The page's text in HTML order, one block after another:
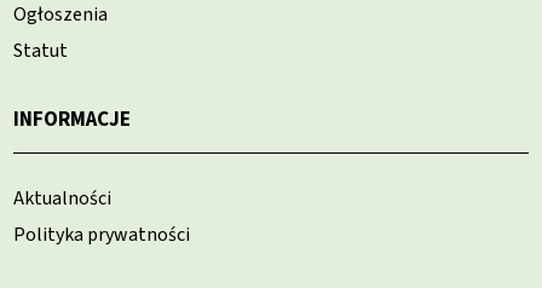
Ogłoszenia
Statut
INFORMACJE
Aktualności
Polityka prywatności